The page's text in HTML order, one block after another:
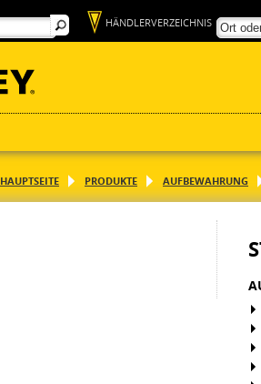
HÄNDLERVERZEICHNIS
HAUPTSEITE PRODUKTE AUFBEWAHRUNG